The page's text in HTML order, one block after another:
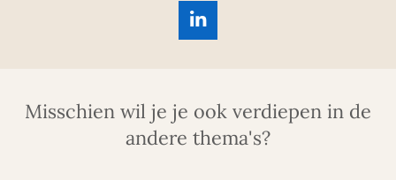
L
i
d
I
n
Misschien wil je je ook verdiepen in de
andere thema's?